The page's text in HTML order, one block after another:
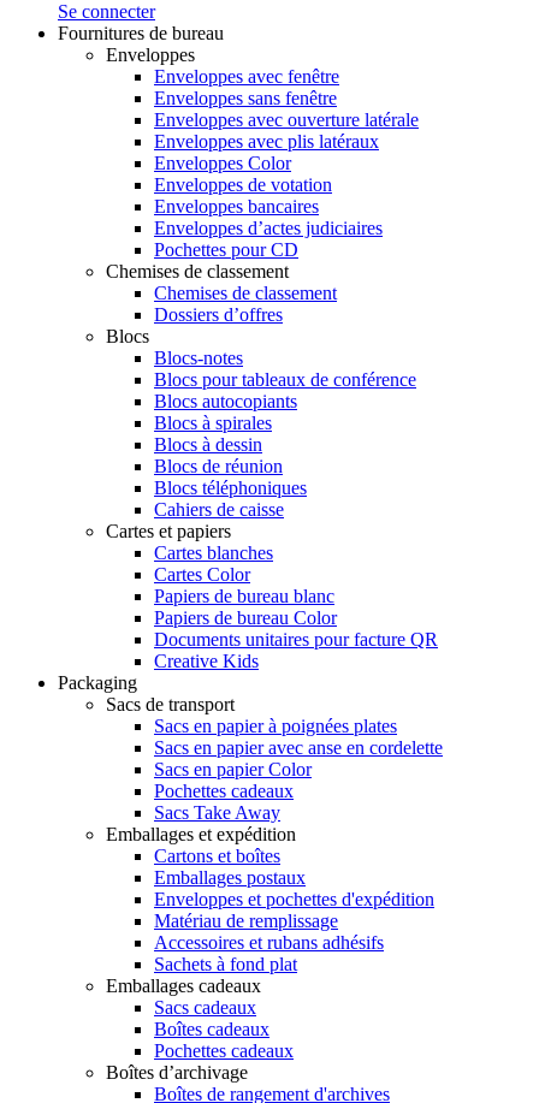
Se connecter
Fournitures de bureau
Enveloppes
Enveloppes avec fenêtre
Enveloppes sans fenêtre
Enveloppes avec ouverture latérale
Enveloppes avec plis latéraux
Enveloppes Color
Enveloppes de votation
Enveloppes bancaires
Enveloppes d’actes judiciaires
Pochettes pour CD
Chemises de classement
Chemises de classement
Dossiers d’offres
Blocs
Blocs-notes
Blocs pour tableaux de conférence
Blocs autocopiants
Blocs à spirales
Blocs à dessin
Blocs de réunion
Blocs téléphoniques
Cahiers de caisse
Cartes et papiers
Cartes blanches
Cartes Color
Papiers de bureau blanc
Papiers de bureau Color
Documents unitaires pour facture QR
Creative Kids
Packaging
Sacs de transport
Sacs en papier à poignées plates
Sacs en papier avec anse en cordelette
Sacs en papier Color
Pochettes cadeaux
Sacs Take Away
Emballages et expédition
Cartons et boîtes
Emballages postaux
Enveloppes et pochettes d'expédition
Matériau de remplissage
Accessoires et rubans adhésifs
Sachets à fond plat
Emballages cadeaux
Sacs cadeaux
Boîtes cadeaux
Pochettes cadeaux
Boîtes d’archivage
Boîtes de rangement d'archives